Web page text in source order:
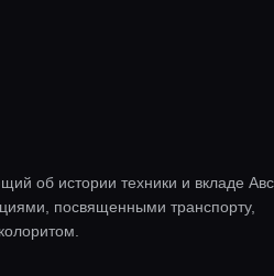
об истории техники и вкладе
посвященными транспорту,